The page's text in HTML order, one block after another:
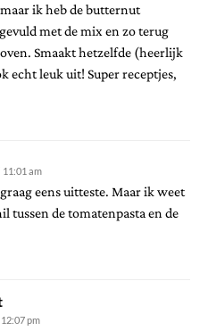
ik heb de butternut
met de mix en zo terug
Smaakt hetzelfde (heerlijk
echt leuk uit! Super receptjes,
11:01 am
eens uitteste. Maar ik weet
tussen de tomatenpasta en de
pm